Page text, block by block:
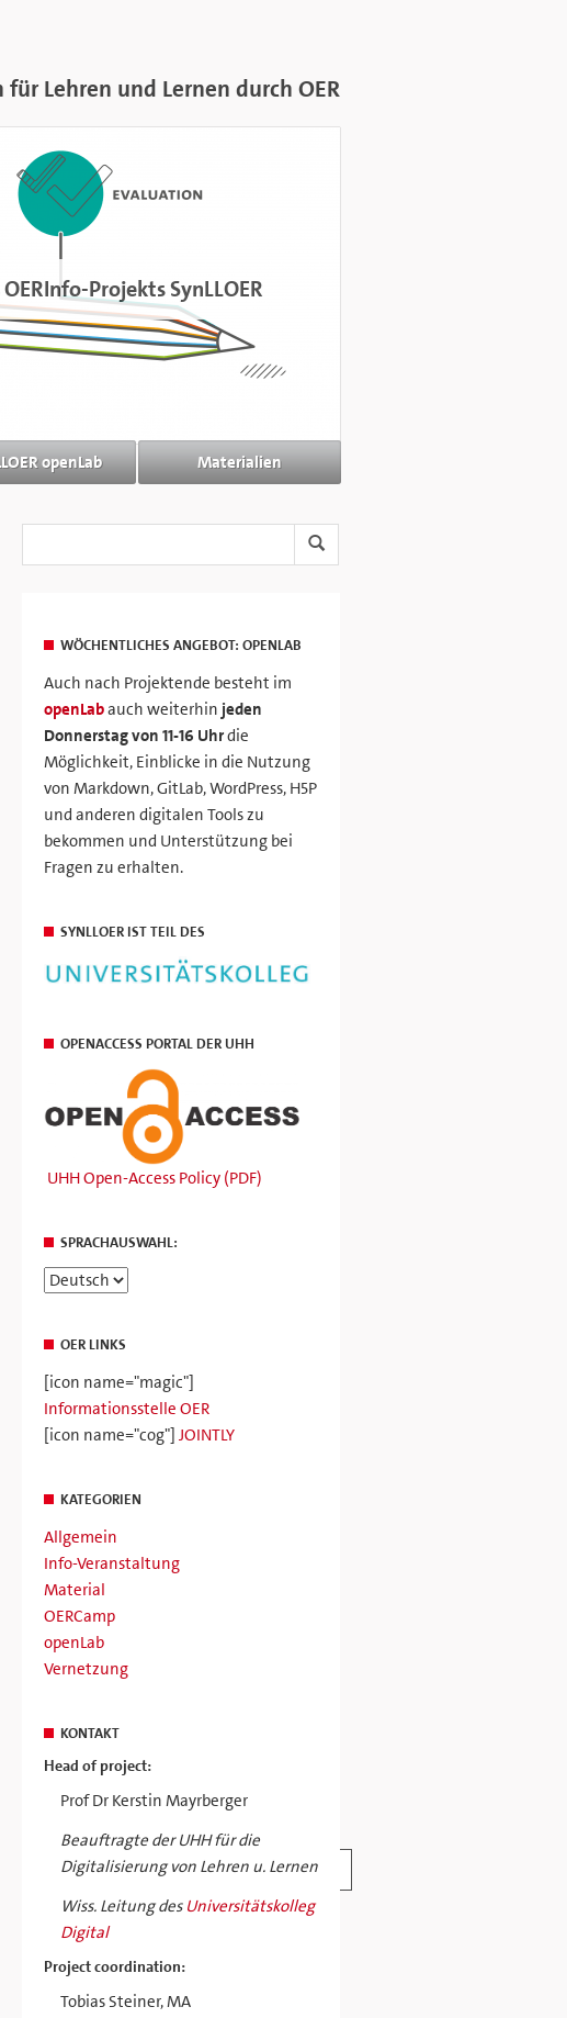
für Lehren und Lernen durch OER
Projekts SynLLOER
openLab Materialien
Mehr lesen
WÖCHENTLICHES ANGEBOT: OPENLAB
Auch nach Projektende besteht im
openLabauch weiterhin jeden
Donnerstag von 11-16 Uhrdie
Möglichkeit, Einblicke in die Nutzung
von Markdown, GitLab, WordPress, H5P
und anderen digitalen Tools zu
bekommen und Unterstützung bei
Fragen zu erhalten.
SYNLLOER IST TEIL DES
OPENACCESS PORTAL DER UHH
UHH Open-Access Policy (PDF)
SPRACHAUSWAHL:
OER LINKS
[icon name="magic"]
Informationsstelle OER
[icon name="cog"] JOINTLY
KATEGORIEN
Allgemein
Info-Veranstaltung
Material
OERCamp
openLab
Vernetzung
KONTAKT
Head of project:
Prof Dr Kerstin Mayrberger
Beauftragte der UHH für die
Digitalisierung von Lehren u. Lernen
Wiss. Leitung des Universitätskolleg
Digital
Project coordination:
Tobias Steiner, MA